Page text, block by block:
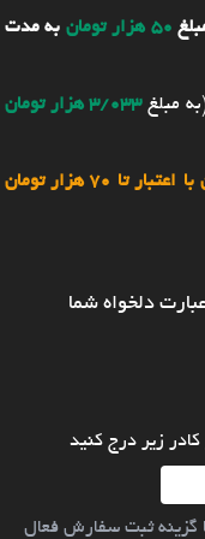
50 هزار تومان
به مدت
3/033 هزار تومان
70 هزار تومان
دلخواه شما
کادر زیر درج کنید
گزینه ثبت سفارش فعال